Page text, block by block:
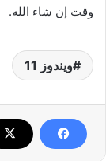
وقت إن شاء الله.
ويندوز 11